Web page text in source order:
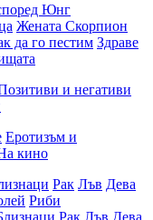
Юнг
Жената Скорпион
да го пестим Здраве
и негативи
Еротизъм и
кино
Рак Лъв Дева
Риби
Рак Лъв Дева